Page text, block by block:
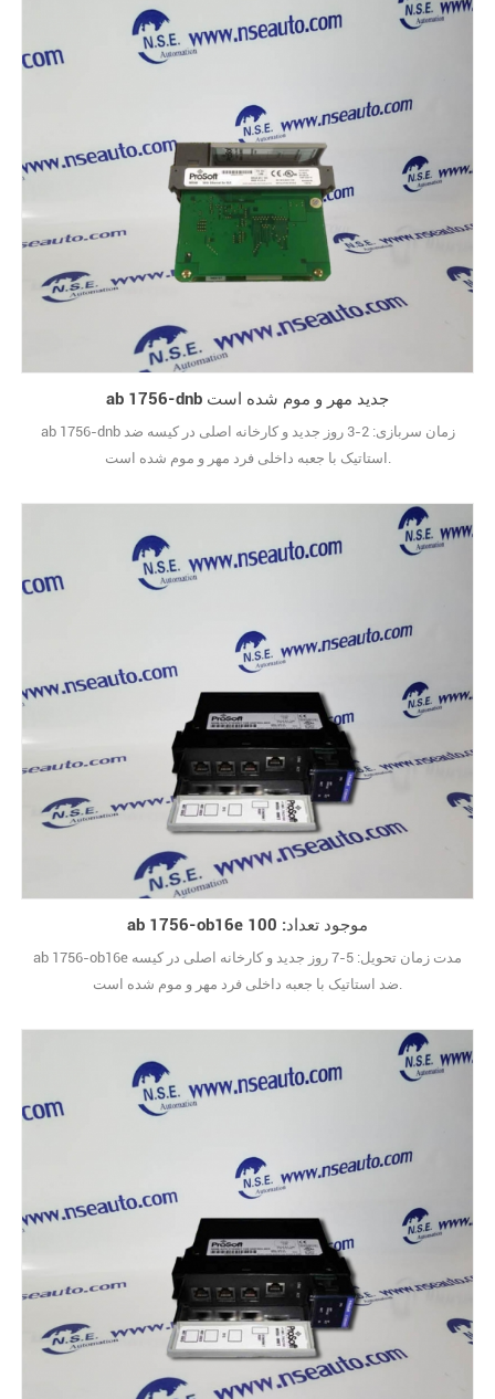
ab 1756-dnb جدید مهر و موم شده است
ab 1756-dnb زمان سربازی: 2-3 روز جدید و کارخانه اصلی در کیسه ضد
استاتیک با جعبه داخلی فرد مهر و موم شده است.
ab 1756-ob16e موجود تعداد: 100
ab 1756-ob16e مدت زمان تحویل: 5-7 روز جدید و کارخانه اصلی در کیسه
ضد استاتیک با جعبه داخلی فرد مهر و موم شده است.